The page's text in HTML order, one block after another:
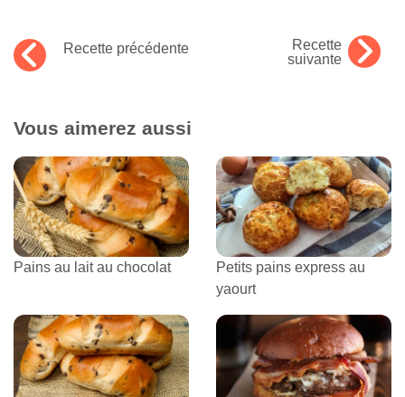
Recette précédente
Recette
suivante
Vous aimerez aussi
Pains au lait au chocolat
Petits pains express au
yaourt